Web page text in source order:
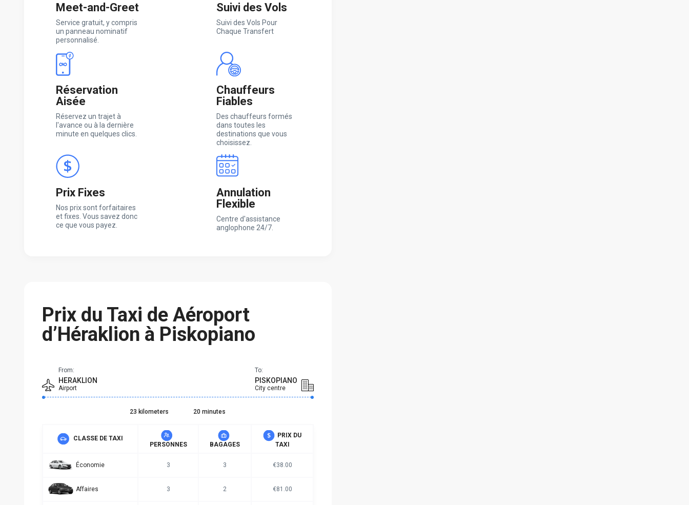
Meet-and-Greet
Service gratuit, y compris
un panneau nominatif
personnalisé.
Suivi des Vols
Suivi des Vols Pour
Chaque Transfert
Réservation
Aisée
Réservez un trajet à
l'avance ou à la dernière
minute en quelques clics.
Chauffeurs
Fiables
Des chauffeurs formés
dans toutes les
destinations que vous
choisissez.
Prix Fixes
Nos prix sont forfaitaires
et fixes. Vous savez donc
ce que vous payez.
Annulation
Flexible
Centre d'assistance
anglophone 24/7.
Prix du Taxi de Aéroport
d’Héraklion à Piskopiano
From:
HERAKLION
Airport
To:
PISKOPIANO
City centre
23 kilometers 20 minutes
CLASSE DE TAXI
PERSONNES
BAGAGES
PRIX DU
TAXI
Économie 3 3 €38.00
Affaires 3 2 €81.00